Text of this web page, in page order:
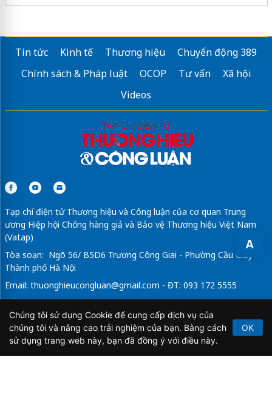
A
Tin tức Kinh tế Thương hiệu
Chuyển động 389
Chính sách & Pháp luật
OCOP Tư vấn
Xã hội
Videos
Tạp chí điện tử Thương hiệu và Công luận của cơ quan Trung
ương Hiệp hội Chống hàng giả và Bảo vệ Thương hiệu Việt Nam
(Vatap)
Tòa soạn: Ngõ 56/ B5D6 Trương Công Giai - Phường Cầu Giấy -
Thành phố Hà Nội
Email: thuonghieucongluan@gmail.com - ĐT: 093 172 5555
Tổng Biên Tập: Vũ Đức Thuận
Giấy phép hoạt động báo chí điện tử số 64/GP-BTTTT do Bộ
Thông tin và Truyền thông cấp ngày 21/2/2020.
Chúng tôi sử dụng Cookie để cung cấp dịch vụ của
chúng tôi và nâng cao trải nghiệm của bạn. Bằng cách
sử dụng trang web này, bạn đã đồng ý với điều này.
OK